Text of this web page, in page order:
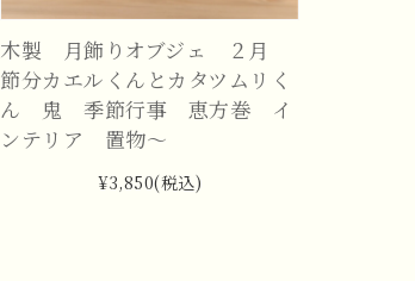
木製 月飾りオブジェ ２月
節分カエルくんとカタツムリく
ん 鬼 季節行事 恵方巻 イ
ンテリア 置物～
¥3,850(税込)